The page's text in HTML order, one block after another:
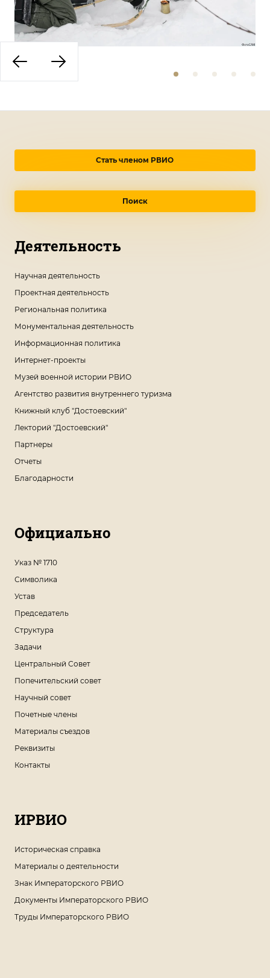
Стать членом РВИО
Поиск
Деятельность
Научная деятельность
Проектная деятельность
Региональная политика
Монументальная деятельность
Информационная политика
Интернет-проекты
Музей военной истории РВИО
Агентство развития внутреннего туризма
Книжный клуб "Достоевский"
Лекторий "Достоевский"
Партнеры
Отчеты
Благодарности
Официально
Указ № 1710
Символика
Устав
Председатель
Структура
Задачи
Центральный Совет
Попечительский совет
Научный совет
Почетные члены
Материалы съездов
Реквизиты
Контакты
ИРВИО
Историческая справка
Материалы о деятельности
Знак Императорского РВИО
Документы Императорского РВИО
Труды Императорского РВИО